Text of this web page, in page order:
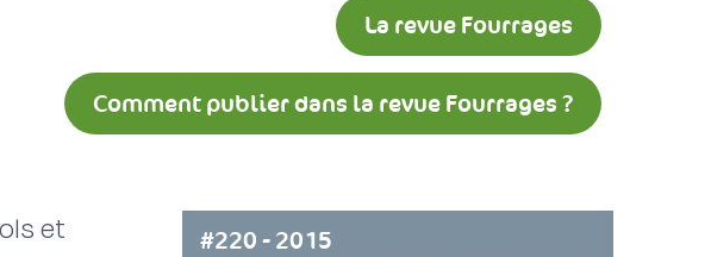
La revue Fourrages
Comment publier dans la revue Fourrages ?
et
#220 - 2015